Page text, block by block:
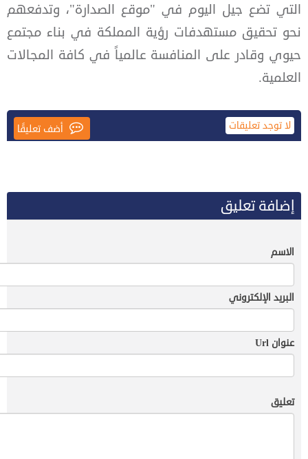
التي تضع جيل اليوم في "موقع الصدارة"، وتدفعهم
نحو تحقيق مستهدفات رؤية المملكة في بناء مجتمع
حيوي وقادر على المنافسة عالمياً في كافة المجالات
العلمية.
لا توجد تعليقات
إضافة تعليق
الاسم
البريد الإلكتروني
عنوان Url
تعليق